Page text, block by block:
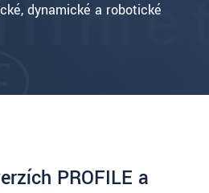
dynamické a robotické
PROFILE a